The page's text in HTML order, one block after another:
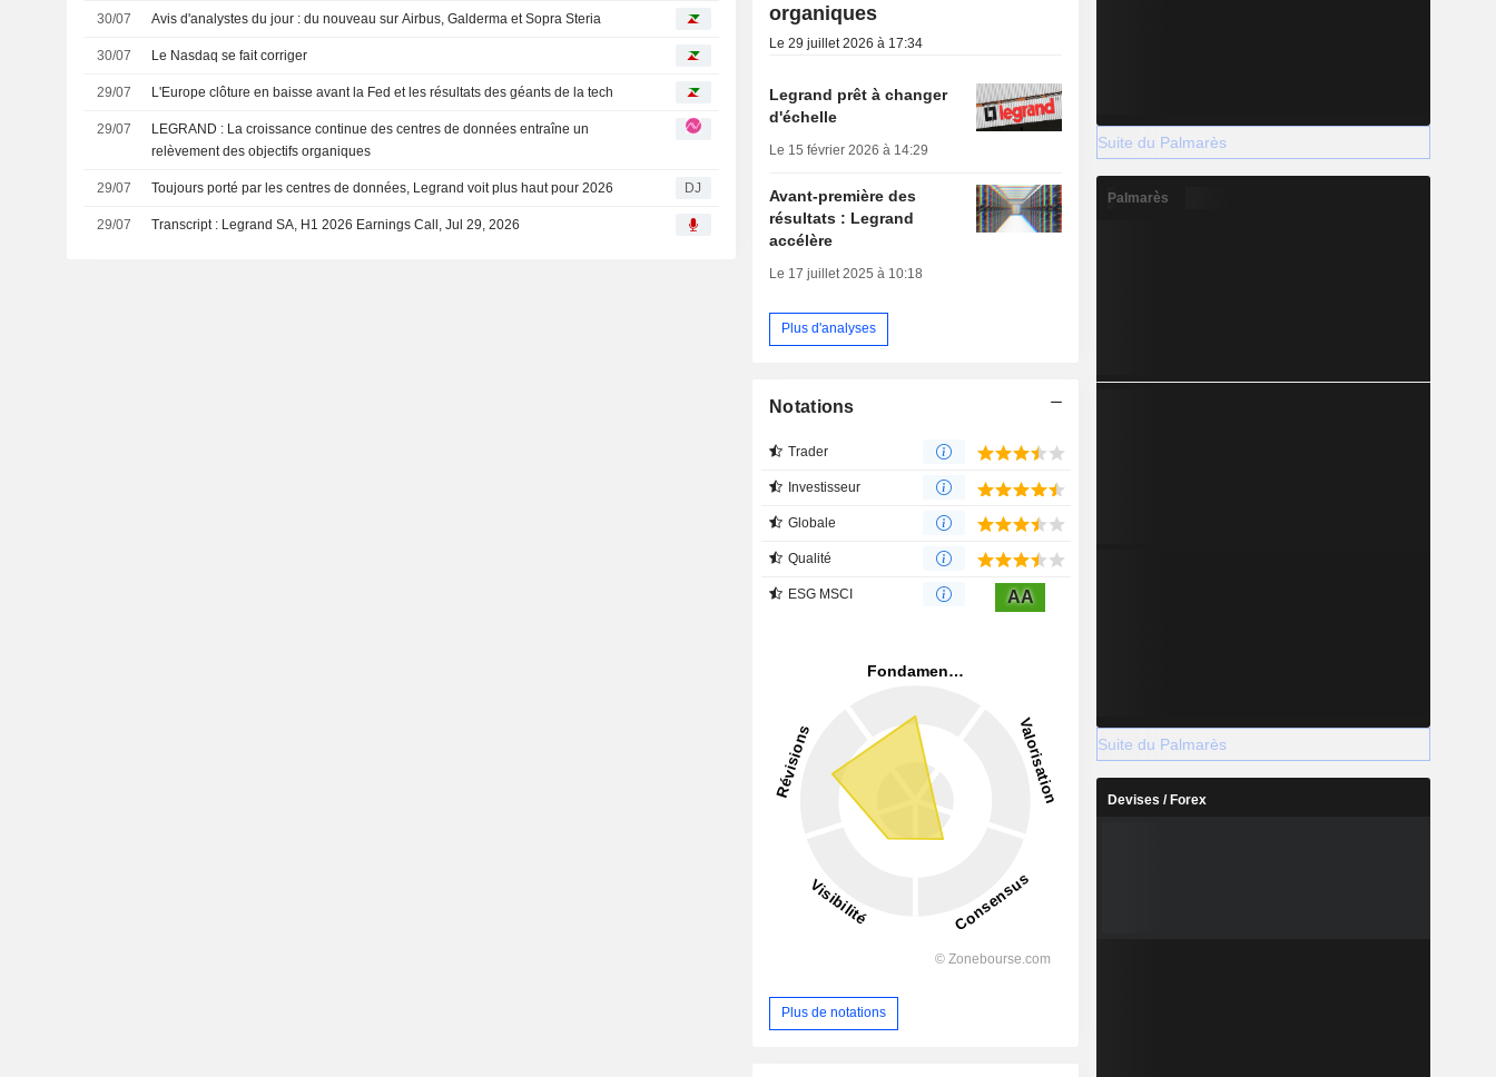
30/07 Avis d'analystes du jour : du nouveau sur Airbus, Galderma et Sopra Steria
30/07 Le Nasdaq se fait corriger
29/07 L'Europe clôture en baisse avant la Fed et les résultats des géants de la tech
29/07
LEGRAND : La croissance continue des centres de données entraîne un
relèvement des objectifs organiques
29/07 Toujours porté par les centres de données, Legrand voit plus haut pour 2026 DJ
29/07 Transcript : Legrand SA, H1 2026 Earnings Call, Jul 29, 2026
organiques
Le 29 juillet 2026 à 17:34
Legrand prêt à changer
d'échelle
Le 15 février 2026 à 14:29
Avant-première des
résultats : Legrand
accélère
Le 17 juillet 2025 à 10:18
Plus d'analyses
Notations
Trader
Investisseur
Globale
Qualité
ESG MSCI AA
Plus de notations
Suite du Palmarès
Palmarès
Suite du Palmarès
Devises / Forex